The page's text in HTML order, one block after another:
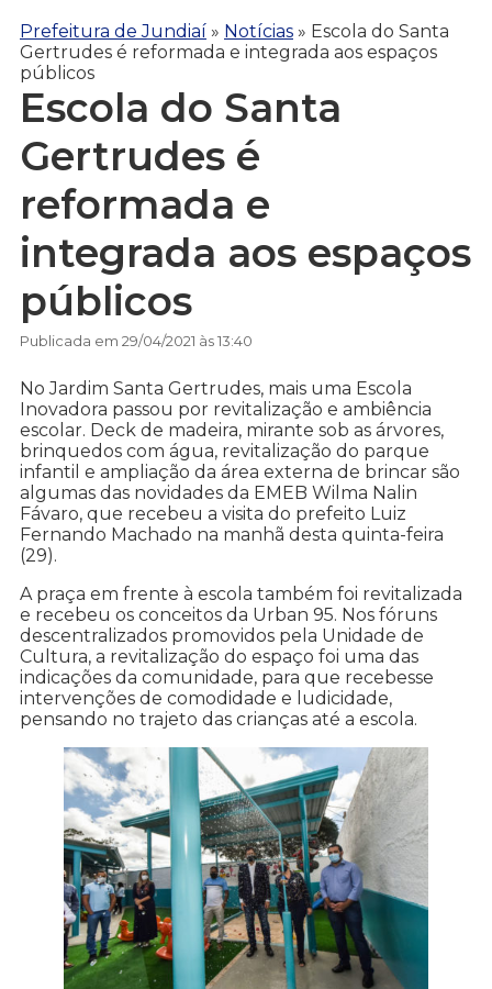
Prefeitura de Jundiaí » Notícias » Escola do Santa
Gertrudes é reformada e integrada aos espaços
públicos
Escola do Santa
Gertrudes é
reformada e
integrada aos espaços
públicos
Publicada em 29/04/2021 às 13:40
No Jardim Santa Gertrudes, mais uma Escola
Inovadora passou por revitalização e ambiência
escolar. Deck de madeira, mirante sob as árvores,
brinquedos com água, revitalização do parque
infantil e ampliação da área externa de brincar são
algumas das novidades da EMEB Wilma Nalin
Fávaro, que recebeu a visita do prefeito Luiz
Fernando Machado na manhã desta quinta-feira
(29).
A praça em frente à escola também foi revitalizada
e recebeu os conceitos da Urban 95. Nos fóruns
descentralizados promovidos pela Unidade de
Cultura, a revitalização do espaço foi uma das
indicações da comunidade, para que recebesse
intervenções de comodidade e ludicidade,
pensando no trajeto das crianças até a escola.